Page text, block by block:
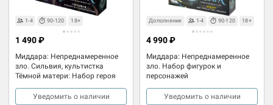
1-4 90-120 18+
Миддара: Непреднамеренное
зло. Сильвия, культистка
Тёмной матери: Набор героя
1 490 ₽
Уведомить о наличии
Дополнение 1-4 90-120 18+
Миддара: Непреднамеренное
зло. Набор фигурок и
персонажей
4 990 ₽
Уведомить о наличии